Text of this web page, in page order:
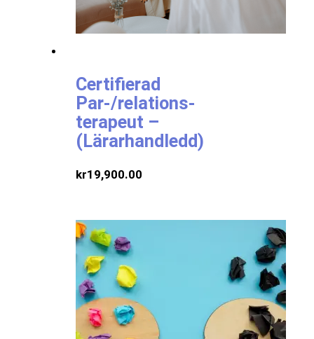
Certifierad
Par-/relations-
terapeut –
(Lärarhandledd)
kr19,900.00